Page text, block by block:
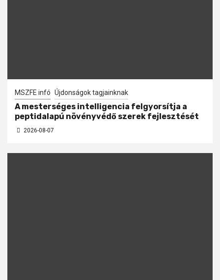
MSZFE infó Újdonságok tagjainknak
A mesterséges intelligencia felgyorsítja a
peptidalapú növényvédő szerek fejlesztését
2026-08-07